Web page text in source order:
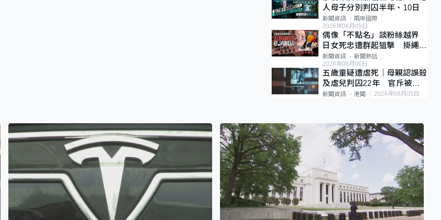
人母子分別判囚半年、10日
新聞資訊
兩岸國際
2026年08月05日
偶像「不點名」談粉絲越界
日女死忠遭群起狙擊 掛繩開
直播道歉後輕生
新聞資訊
新聞熱話
2026年08月06日
五歲童疑遭虐死｜母親認誤殺
及虐兒判囚22年 官斥被告
殘忍、同類案最惡劣
新聞資訊 港聞 2026年08月05日